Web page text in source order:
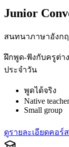
Junior
สนทนาภาษาอังก
ฝึกพูด-ฟังกับครูต่า
ประจำวัน
พูดได้จริง
Native teacher
Small group
ดูรายละเอียดคอร์ส